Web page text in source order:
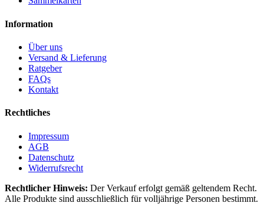
Information
Über uns
Versand & Lieferung
Ratgeber
FAQs
Kontakt
Rechtliches
Impressum
AGB
Datenschutz
Widerrufsrecht
Rechtlicher Hinweis: Der Verkauf erfolgt gemäß geltendem Recht.
Alle Produkte sind ausschließlich für volljährige Personen bestimmt.